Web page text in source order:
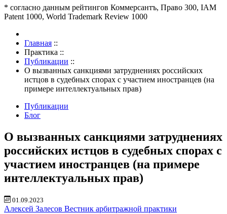
* согласно данным рейтингов Коммерсантъ, Право 300, IAM
Patent 1000, World Trademark Review 1000
Главная ::
Практика ::
Публикации ::
О вызванных санкциями затруднениях российских
истцов в судебных спорах с участием иностранцев (на
примере интеллектуальных прав)
Публикации
Блог
О вызванных санкциями затруднениях
российских истцов в судебных спорах с
участием иностранцев (на примере
интеллектуальных прав)
01.09.2023
Алексей Залесов Вестник арбитражной практики